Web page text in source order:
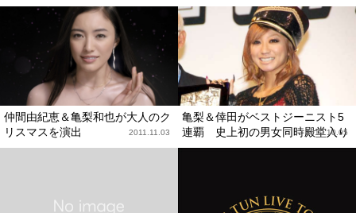
仲間由紀恵＆亀梨和也が大人のク
リスマスを演出
2011.11.03
亀梨＆倖田がベストジーニスト5
連覇 史上初の男女同時殿堂入り
2010.10.05